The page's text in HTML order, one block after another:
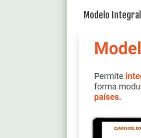
Modelo